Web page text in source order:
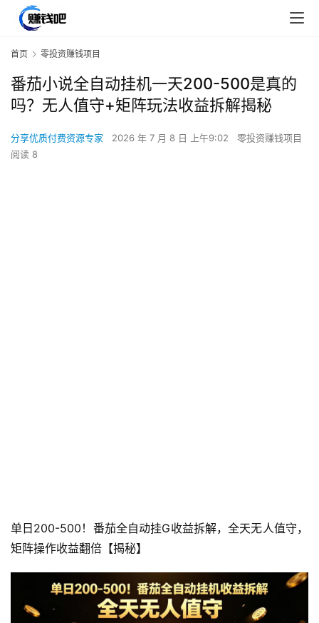
首页 零投资赚钱项目
番茄小说全自动挂机一天200-500是真的
吗？无人值守+矩阵玩法收益拆解揭秘
分享优质付费资源专家 2026 年 7 月 8 日 上午9:02
零投资赚钱项目
阅读 8
单日200-500！番茄全自动挂G收益拆解，全天无人值守，
矩阵操作收益翻倍【揭秘】